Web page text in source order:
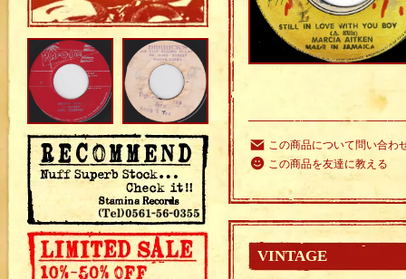
この商品について問い合わ
この商品を友達に教える
VINTAGE